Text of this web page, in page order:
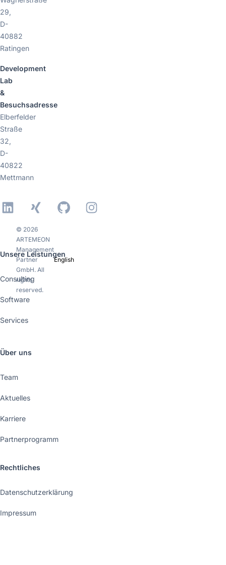
29,
D-
40882
Ratingen
Development
Lab
&
Besuchsadresse
Elberfelder
Straße
32,
D-
40822
Mettmann
LinkedIn
Xing GitHubInstagram
Unsere Leistungen
Consulting
Software
Services
Über uns
Team
Aktuelles
Karriere
Partnerprogramm
Rechtliches
Datenschutzerklärung
Impressum
© 2026
ARTEMEON
Management
Partner
GmbH. All
rights
reserved.
English